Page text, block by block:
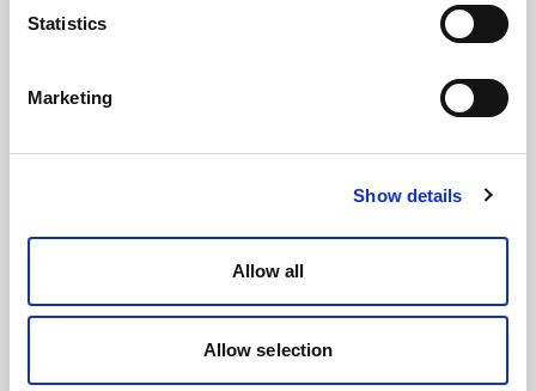
Statistics
Marketing
Show details
Allow all
Allow selection